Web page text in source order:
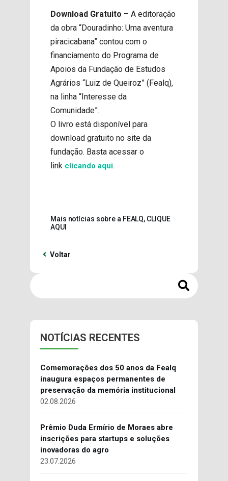
Download Gratuito – A editoração
da obra “Douradinho: Uma aventura
piracicabana” contou com o
financiamento do Programa de
Apoios da Fundação de Estudos
Agrários “Luiz de Queiroz” (Fealq),
na linha “Interesse da
Comunidade”.
O livro está disponível para
download gratuito no site da
fundação. Basta acessar o
link clicando aqui.
Mais notícias sobre a FEALQ, CLIQUE
AQUI
Voltar
NOTÍCIAS RECENTES
Comemorações dos 50 anos da Fealq
inaugura espaços permanentes de
preservação da memória institucional
02.08.2026
Prêmio Duda Ermírio de Moraes abre
inscrições para startups e soluções
inovadoras do agro
23.07.2026